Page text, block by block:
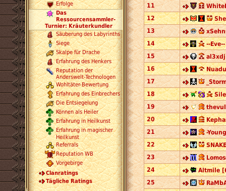
Erfolge
Das
Ressourcensammler-
Turnier: Kräuterkundler
Säuberung des Labyrinths
Siege
Skalpe für Drache
Erfahrung des Henkers
Reputation der
Anderswelt-Technologen
Wohltäter-Bewertung
Erfahrung des Einbrechers
Die Entsiegelung
Können als Heiler
Erfahrung in Heilkunst
Erfahrung in magischer
Heilkunst
Referrals
Reputation WB
Vorgebirge
Clanratings
Tägliche Ratings
11
12
13
14
--
15
16
17
18
19
20
21
-
22
23
24
Altmile
25